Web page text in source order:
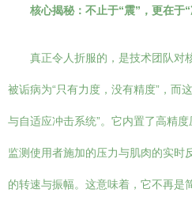
核心揭秘：不止于“震”，更在于“
真正令人折服的，是技术团队对
被诟病为“只有力度，没有精度”，而
与自适应冲击系统”。它内置了高精
监测使用者施加的压力与肌肉的实时
的转速与振幅。这意味着，它不再是